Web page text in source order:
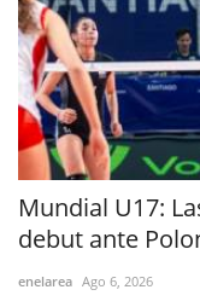
Mundial U17:
debut ante
enelarea Ago 6, 2026